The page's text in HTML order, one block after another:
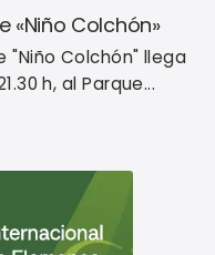
«Niño Colchón»
"Niño Colchón" llega
h, al Parque...